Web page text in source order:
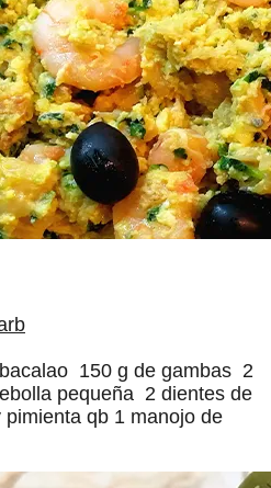
150 g de gambas 2
pequeña 2 dientes de
qb 1 manojo de